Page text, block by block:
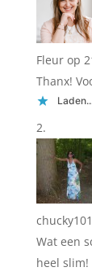
Fleur op
Thanx!
Wat een
heel slim!